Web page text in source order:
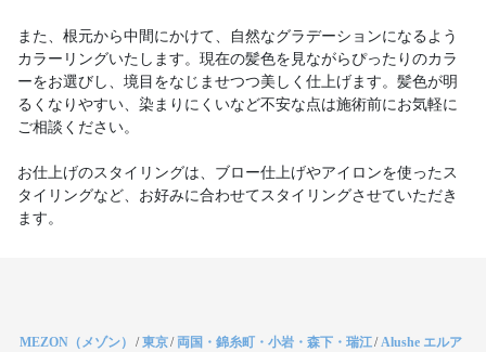
また、根元から中間にかけて、自然なグラデーションになるよう
カラーリングいたします。現在の髪色を見ながらぴったりのカラ
ーをお選びし、境目をなじませつつ美しく仕上げます。髪色が明
るくなりやすい、染まりにくいなど不安な点は施術前にお気軽に
ご相談ください。
お仕上げのスタイリングは、ブロー仕上げやアイロンを使ったス
タイリングなど、お好みに合わせてスタイリングさせていただき
ます。
MEZON（メゾン） /東京/ 両国・錦糸町・小岩・森下・瑞江/Alushe エルア